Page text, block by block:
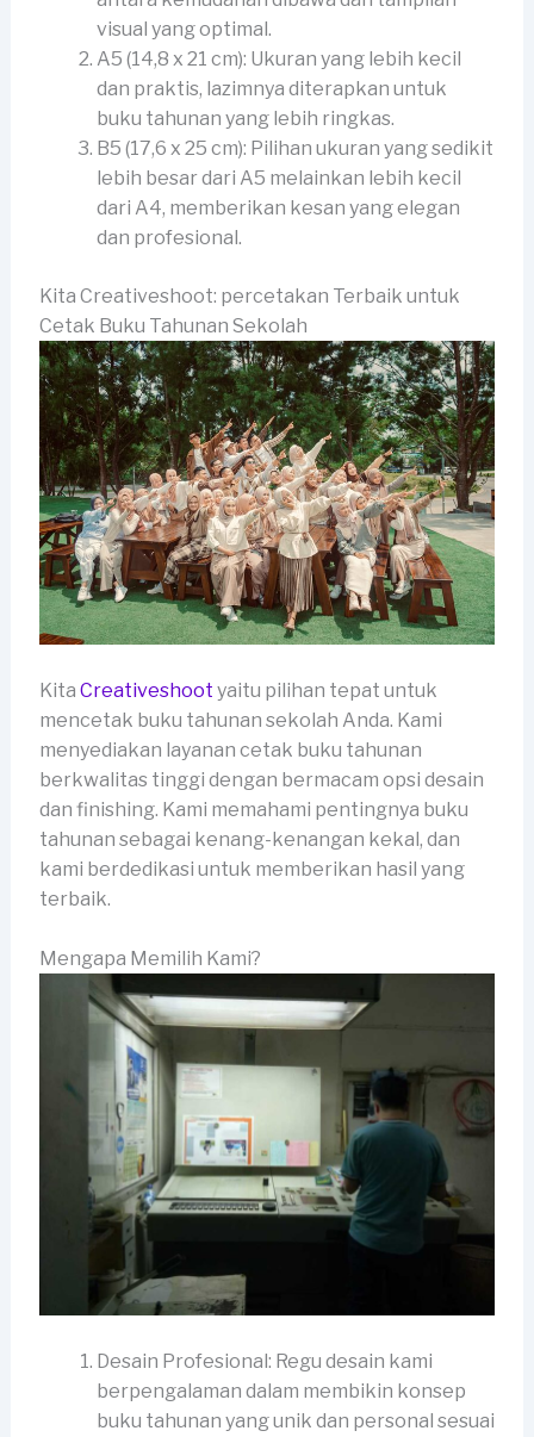
visual yang optimal.
A5 (14,8 x 21 cm): Ukuran yang lebih kecil
dan praktis, lazimnya diterapkan untuk
buku tahunan yang lebih ringkas.
B5 (17,6 x 25 cm): Pilihan ukuran yang sedikit
lebih besar dari A5 melainkan lebih kecil
dari A4, memberikan kesan yang elegan
dan profesional.
Kita Creativeshoot: percetakan Terbaik untuk
Cetak Buku Tahunan Sekolah
Kita Creativeshoot yaitu pilihan tepat untuk
mencetak buku tahunan sekolah Anda. Kami
menyediakan layanan cetak buku tahunan
berkwalitas tinggi dengan bermacam opsi desain
dan finishing. Kami memahami pentingnya buku
tahunan sebagai kenang-kenangan kekal, dan
kami berdedikasi untuk memberikan hasil yang
terbaik.
Mengapa Memilih Kami?
Desain Profesional: Regu desain kami
berpengalaman dalam membikin konsep
buku tahunan yang unik dan personal sesuai